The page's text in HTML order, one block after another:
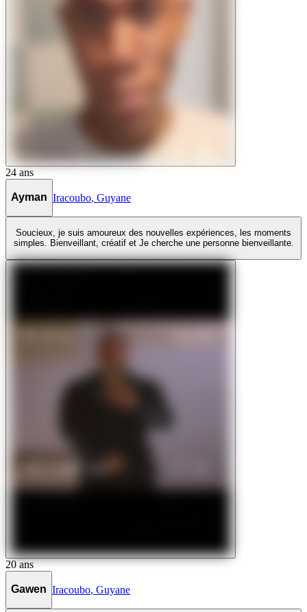
24 ans
Ayman Iracoubo Guyane
Soucieux, je suis amoureux des nouvelles expériences, les moments
simples. Bienveillant, créatif et Je cherche une personne bienveillante.
20 ans
Gawen Iracoubo Guyane